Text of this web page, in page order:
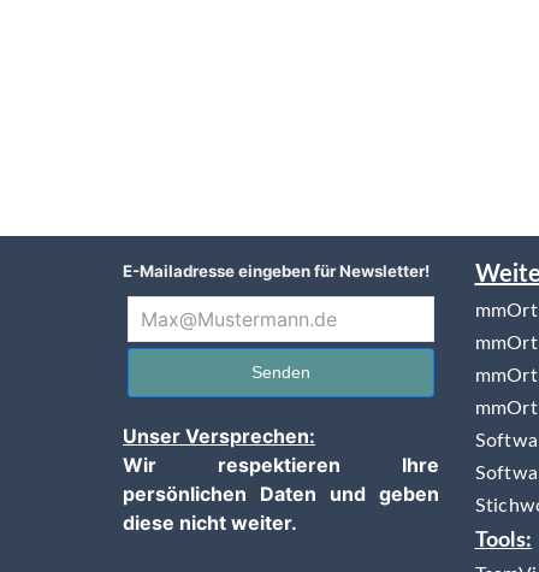
E-Mailadresse eingeben für Newsletter!
Senden
Unser Versprechen:
Wir respektieren Ihre
persönlichen Daten und geben
diese nicht weiter.
Tools: